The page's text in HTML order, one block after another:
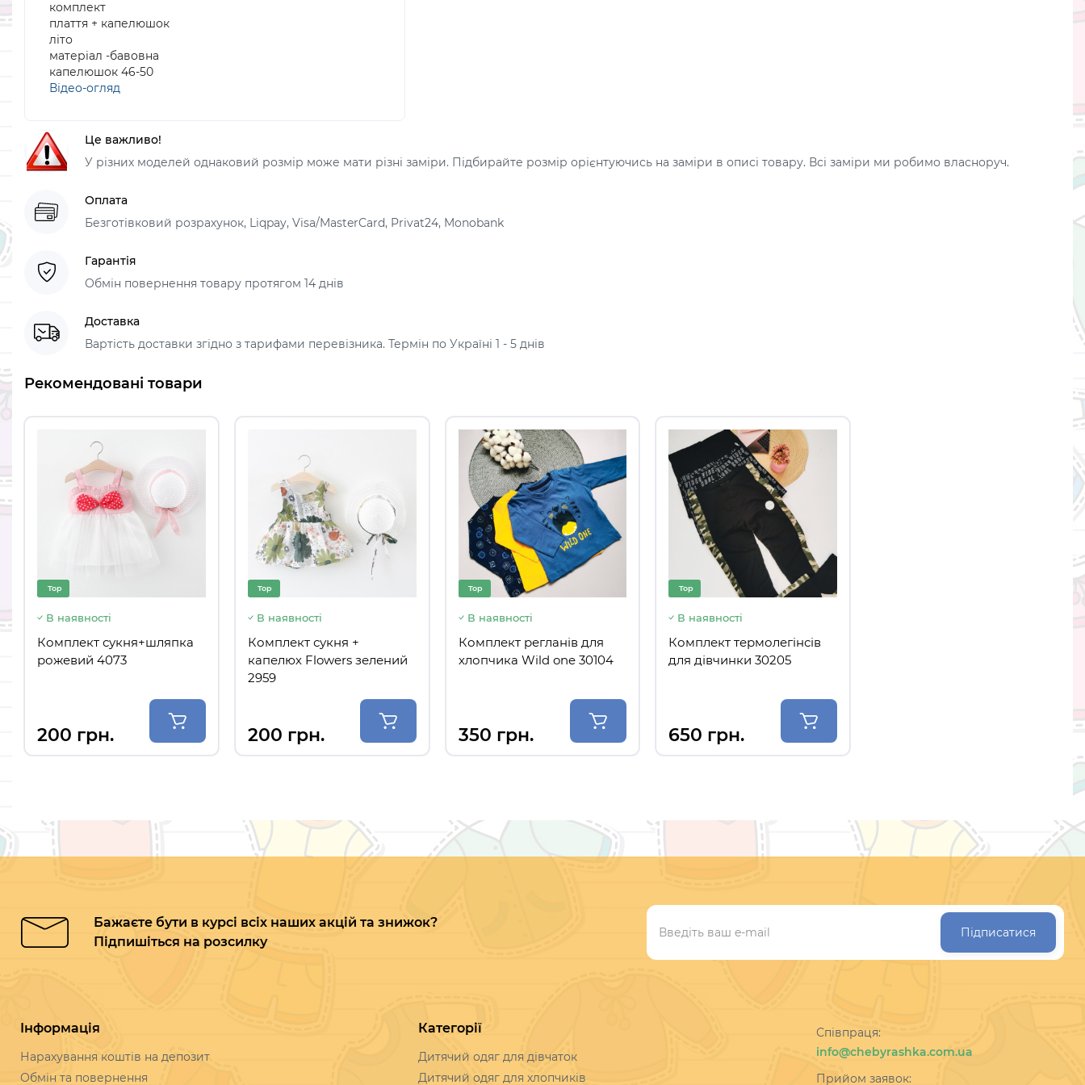
комплект
плаття + капелюшок
літо
матеріал -бавовна
капелюшок 46-50
Відео-огляд
Це важливо!
У різних моделей однаковий розмір може мати різні заміри. Підбирайте розмір орієнтуючись на заміри в описі товару. Всі заміри ми робимо власноруч.
Оплата
Безготівковий розрахунок, Liqpay, Visa/MasterCard, Privat24, Monobank
Гарантія
Обмін повернення товару протягом 14 днів
Доставка
Вартість доставки згідно з тарифами перевізника. Термін по Україні 1 - 5 днів
Рекомендовані товари
Top
В наявності
Комплект сукня+шляпка
рожевий 4073
200 грн.
Top
В наявності
Комплект сукня +
капелюх Flowers зелений
2959
200 грн.
Top
В наявності
Комплект регланів для
хлопчика Wild one 30104
350 грн.
Top
В наявності
Комплект термолегінсів
для дівчинки 30205
650 грн.
Бажаєте бути в курсі всіх наших акцій та знижок?
Підпишіться на розсилку
Підписатися
Інформація
Нарахування коштів на депозит
Обмін та повернення
Категорії
Дитячий одяг для дівчаток
Дитячий одяг для хлопчиків
Співпраця:
info@chebyrashka.com.ua
Прийом заявок: